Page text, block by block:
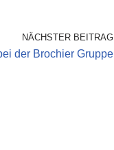
NÄCHSTER BEITRAG
der Brochier Gruppe